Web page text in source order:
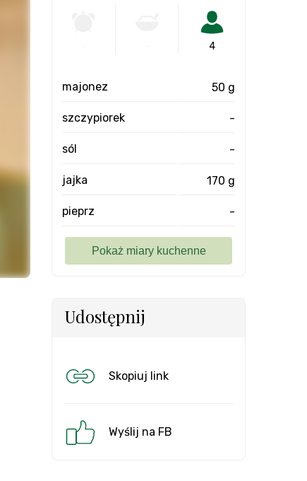
4
majonez 50 g
szczypiorek -
sól -
jajka 170 g
pieprz -
Udostępnij
Skopiuj link
Wyślij na FB